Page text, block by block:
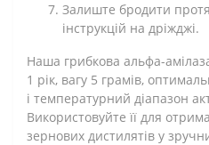
Залиште бродити
інструкцій на дріжджі.
Наша грибкова альфа-
1 рік, вагу 5 грамів,
і температурний діапазон
Використовуйте її для
зернових дистилятів у